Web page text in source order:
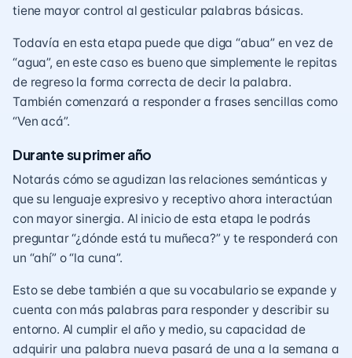
tiene mayor control al gesticular palabras básicas.
Todavía en esta etapa puede que diga “abua” en vez de
“agua”, en este caso es bueno que simplemente le repitas
de regreso la forma correcta de decir la palabra.
También comenzará a responder a frases sencillas como
“Ven acá”.
Durante su primer año
Notarás cómo se agudizan las relaciones semánticas y
que su lenguaje expresivo y receptivo ahora interactúan
con mayor sinergia. Al inicio de esta etapa le podrás
preguntar “¿dónde está tu muñeca?” y te responderá con
un “ahí” o “la cuna”.
Esto se debe también a que su vocabulario se expande y
cuenta con más palabras para responder y describir su
entorno. Al cumplir el año y medio, su capacidad de
adquirir una palabra nueva pasará de una a la semana a